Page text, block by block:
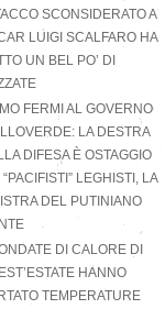
SCONSIDERATO A
LUIGI SCALFARO HA
UN BEL PO’ DI
FERMI AL GOVERNO
LA DESTRA
DIFESA È OSTAGGIO
“PACIFISTI” LEGHISTI, LA
DEL PUTINIANO
DI CALORE DI
HANNO
TEMPERATURE